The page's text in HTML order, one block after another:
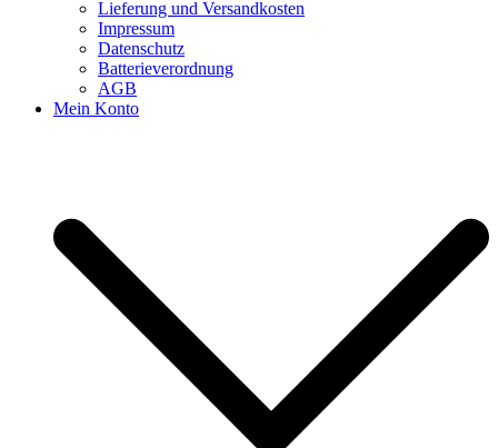
Lieferung und Versandkosten
Impressum
Datenschutz
Batterieverordnung
AGB
Mein Konto